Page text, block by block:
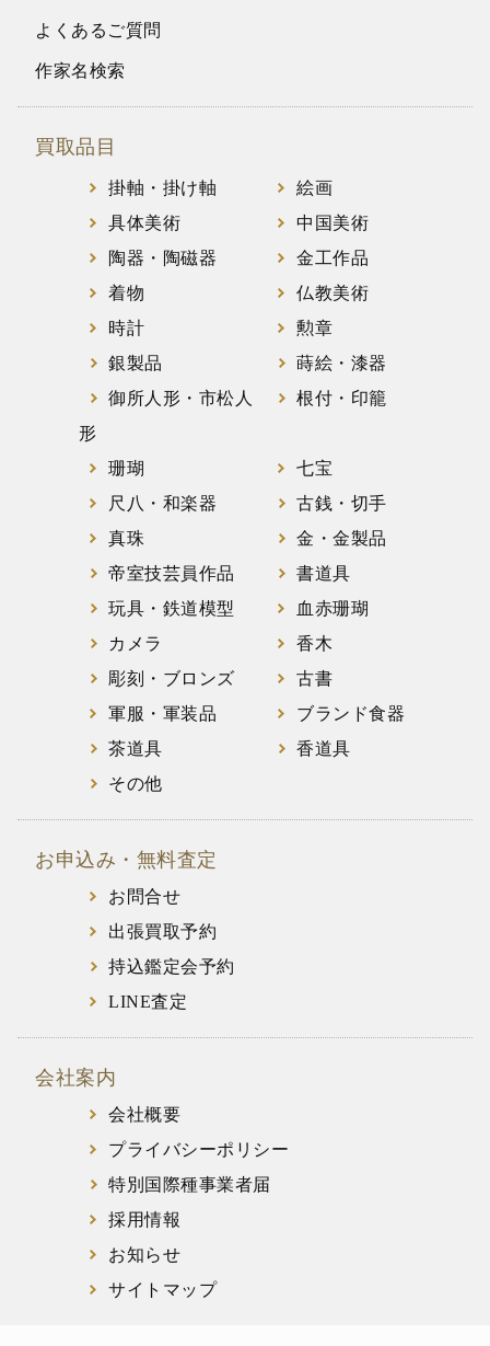
よくあるご質問
作家名検索
買取品目
掛軸・掛け軸
絵画
具体美術
中国美術
陶器・陶磁器
金工作品
着物
仏教美術
時計
勲章
銀製品
蒔絵・漆器
御所人形・市松人
形
根付・印籠
珊瑚
七宝
尺八・和楽器
古銭・切手
真珠
金・金製品
帝室技芸員作品
書道具
玩具・鉄道模型
血赤珊瑚
カメラ
香木
彫刻・ブロンズ
古書
軍服・軍装品
ブランド食器
茶道具
香道具
その他
お申込み・無料査定
お問合せ
出張買取予約
持込鑑定会予約
LINE査定
会社案内
会社概要
プライバシーポリシー
特別国際種事業者届
採用情報
お知らせ
サイトマップ